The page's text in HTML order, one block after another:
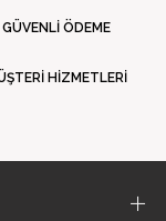
GÜVENLİ ÖDEME
HİZMETLERİ